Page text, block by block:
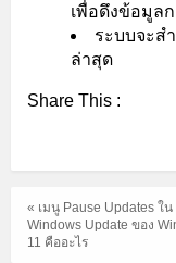
เพื่อดึงข้อมูล
ระบบจะส
ล่าสุด
Share This :
« เมนู Pause Updates ใน
Windows Update ของ
11 คืออะไร